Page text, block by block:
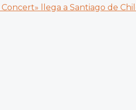
llega a Santiago de